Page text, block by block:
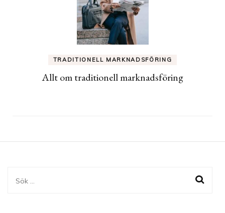
TRADITIONELL MARKNADSFÖRING
Allt om traditionell marknadsföring
Sök